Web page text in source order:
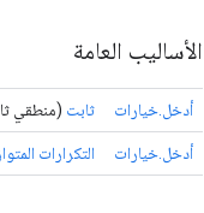
الأساليب العامة
أدخل.خيارات ثابت (منطقي
أدخل.خيارات التكرارات